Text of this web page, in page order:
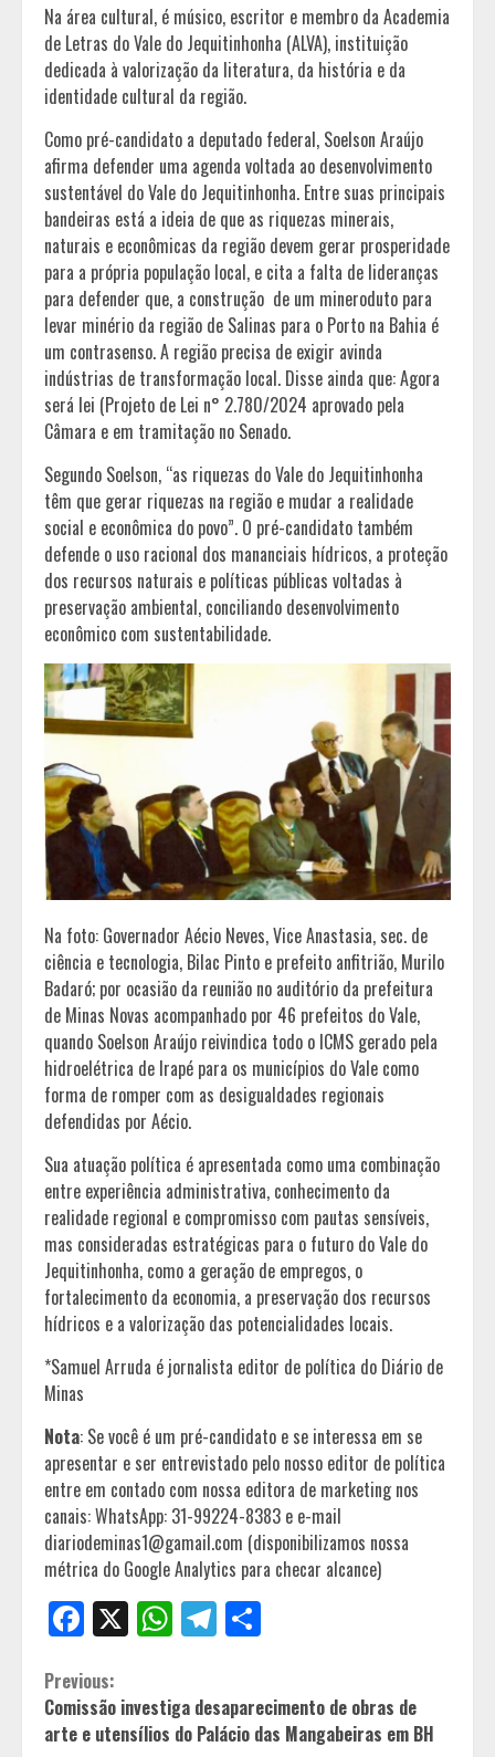
Na área cultural, é músico, escritor e membro da Academia
de Letras do Vale do Jequitinhonha (ALVA), instituição
dedicada à valorização da literatura, da história e da
identidade cultural da região.
Como pré-candidato a deputado federal, Soelson Araújo
afirma defender uma agenda voltada ao desenvolvimento
sustentável do Vale do Jequitinhonha. Entre suas principais
bandeiras está a ideia de que as riquezas minerais,
naturais e econômicas da região devem gerar prosperidade
para a própria população local, e cita a falta de lideranças
para defender que, a construção de um mineroduto para
levar minério da região de Salinas para o Porto na Bahia é
um contrasenso. A região precisa de exigir avinda
indústrias de transformação local. Disse ainda que: Agora
será lei (Projeto de Lei n° 2.780/2024 aprovado pela
Câmara e em tramitação no Senado.
Segundo Soelson, “as riquezas do Vale do Jequitinhonha
têm que gerar riquezas na região e mudar a realidade
social e econômica do povo”. O pré-candidato também
defende o uso racional dos mananciais hídricos, a proteção
dos recursos naturais e políticas públicas voltadas à
preservação ambiental, conciliando desenvolvimento
econômico com sustentabilidade.
Na foto: Governador Aécio Neves, Vice Anastasia, sec. de
ciência e tecnologia, Bilac Pinto e prefeito anfitrião, Murilo
Badaró; por ocasião da reunião no auditório da prefeitura
de Minas Novas acompanhado por 46 prefeitos do Vale,
quando Soelson Araújo reivindica todo o ICMS gerado pela
hidroelétrica de Irapé para os municípios do Vale como
forma de romper com as desigualdades regionais
defendidas por Aécio.
Sua atuação política é apresentada como uma combinação
entre experiência administrativa, conhecimento da
realidade regional e compromisso com pautas sensíveis,
mas consideradas estratégicas para o futuro do Vale do
Jequitinhonha, como a geração de empregos, o
fortalecimento da economia, a preservação dos recursos
hídricos e a valorização das potencialidades locais.
*Samuel Arruda é jornalista editor de política do Diário de
Minas
Nota: Se você é um pré-candidato e se interessa em se
apresentar e ser entrevistado pelo nosso editor de política
entre em contado com nossa editora de marketing nos
canais: WhatsApp: 31-99224-8383 e e-mail
diariodeminas1@gamail.com (disponibilizamos nossa
métrica do Google Analytics para checar alcance)
Facebook
X WhatsApp
Telegram
Continue
Reading
Previous:
Comissão investiga desaparecimento de obras de
arte e utensílios do Palácio das Mangabeiras em BH